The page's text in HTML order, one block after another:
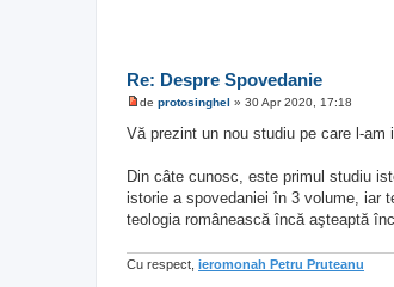
Re: Despre Spovedanie
e
s
j
n
e
c
i
i
t
de protosinghel » 30 Apr 2020, 17:18
Vă prezint un nou studiu pe care l-am
Din câte cunosc, este primul studiu
istorie a spovedaniei în 3 volume, iar
teologia românească încă aşteaptă
Cu respect, ieromonah Petru Pruteanu